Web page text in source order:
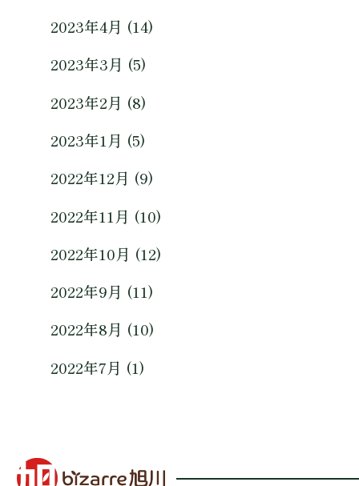
2023年4月 (14)
2023年3月 (5)
2023年2月 (8)
2023年1月 (5)
2022年12月 (9)
2022年11月 (10)
2022年10月 (12)
2022年9月 (11)
2022年8月 (10)
2022年7月 (1)